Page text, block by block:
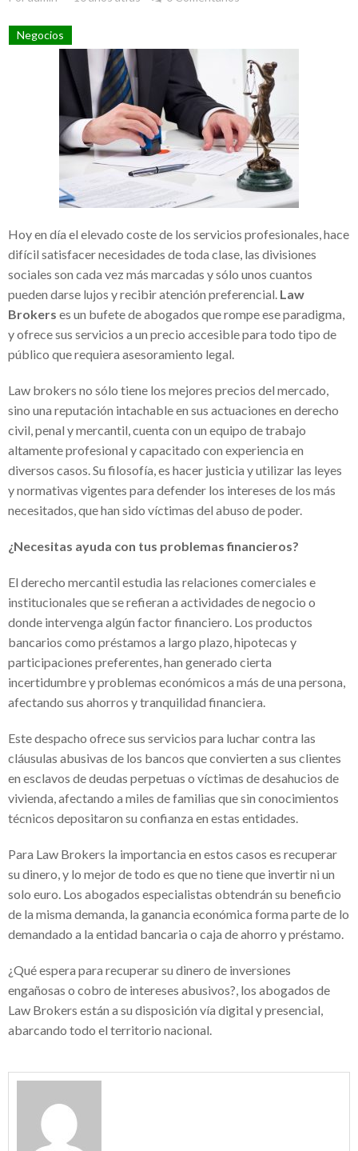
falta de transparencia
El impacto de la corrupción en la industria
lechera mexicana: El caso de Teodoro
Espejo Barradas
Sempra Energy comprometida con el
desarrollo energético
energético en México y Estados Unidos
Comunicación en el entorno laboral
Crece el éxito de la red de medios
Albavisión de Ángel González / Grupo
ATV y sus iniciativas solidarias
casa? Mira cuál elegir
Fundación Sonigas apoya a los más
necesitados en medio de la pandemia
Alba Elvira Lorenzana y su hambre de ser
El uso de VPN en tiempos de pandemia
Simulador de pensiones- Todo lo que
tienes que saber
Sap para pymes: La solución para
cualquier emprendedor
Hugo César Villanueva Cantón:
reconocido empresario mexicano
inversión segura
Franquicias de ropa para niños – Gran
opción para invertir
Cerradura invisible con mando a distancia
– Seguridad y protección a tu propiedad
Tablas paddle surf hinchables – Deportes
acuáticos para niños
¿Quién es el empresario Salvador Oñate
Ascencio?
Golf courses in Spain – Criterios para
escoger el mejor
empresarial de Seidor Business One
Mejores campos de golf de España que
disfrutar
Negocios
Hoy en día el elevado coste de los servicios profesionales, hace
difícil satisfacer necesidades de toda clase, las divisiones
sociales son cada vez más marcadas y sólo unos cuantos
pueden darse lujos y recibir atención preferencial. Law
Brokers es un bufete de abogados que rompe ese paradigma,
y ofrece sus servicios a un precio accesible para todo tipo de
público que requiera asesoramiento legal.
Law brokers no sólo tiene los mejores precios del mercado,
sino una reputación intachable en sus actuaciones en derecho
civil, penal y mercantil, cuenta con un equipo de trabajo
altamente profesional y capacitado con experiencia en
diversos casos. Su filosofía, es hacer justicia y utilizar las leyes
y normativas vigentes para defender los intereses de los más
necesitados, que han sido víctimas del abuso de poder.
¿Necesitas ayuda con tus problemas financieros?
El derecho mercantil estudia las relaciones comerciales e
institucionales que se refieran a actividades de negocio o
donde intervenga algún factor financiero. Los productos
bancarios como préstamos a largo plazo, hipotecas y
participaciones preferentes, han generado cierta
incertidumbre y problemas económicos a más de una persona,
afectando sus ahorros y tranquilidad financiera.
Este despacho ofrece sus servicios para luchar contra las
cláusulas abusivas de los bancos que convierten a sus clientes
en esclavos de deudas perpetuas o víctimas de desahucios de
vivienda, afectando a miles de familias que sin conocimientos
técnicos depositaron su confianza en estas entidades.
Para Law Brokers la importancia en estos casos es recuperar
su dinero, y lo mejor de todo es que no tiene que invertir ni un
solo euro. Los abogados especialistas obtendrán su beneficio
de la misma demanda, la ganancia económica forma parte de lo
demandado a la entidad bancaria o caja de ahorro y préstamo.
¿Qué espera para recuperar su dinero de inversiones
engañosas o cobro de intereses abusivos?, los abogados de
Law Brokers están a su disposición vía digital y presencial,
abarcando todo el territorio nacional.